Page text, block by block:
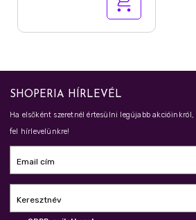
SHOPERIA HÍRLEVÉL
Ha elsőként szeretnél értesülni legújabb
fel hírlevelünkre!
Email cím
Keresztnév